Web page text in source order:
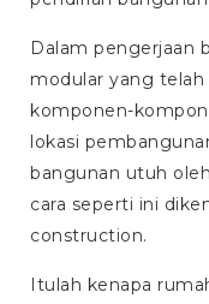
Dalam pengerjaan
modular yang telah
komponen-
lokasi
bangunan utuh
cara seperti ini
construction.
Itulah kenapa